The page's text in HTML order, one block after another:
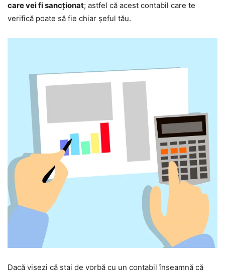
care vei fi sancționat; astfel că acest contabil care te
verifică poate să fie chiar șeful tău.
Dacă visezi că stai de vorbă cu un contabil înseamnă că